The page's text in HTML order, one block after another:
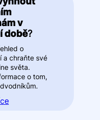
v
době?
o
a chraňte své
světa.
o tom,